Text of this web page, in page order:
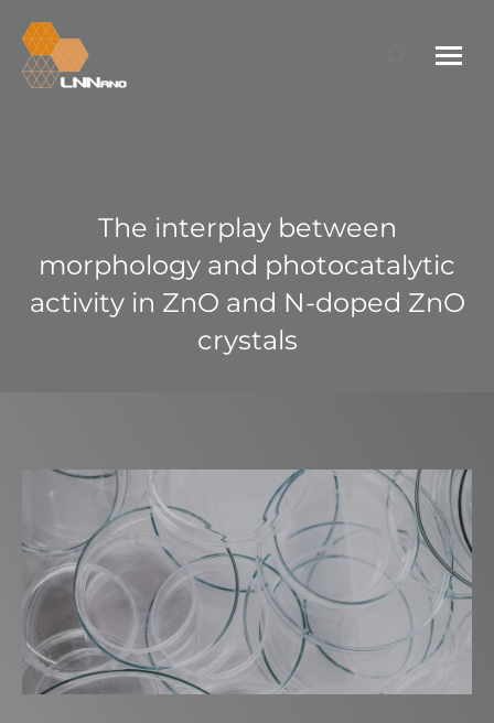
Search:
The interplay between
morphology and photocatalytic
activity in ZnO and N-doped ZnO
crystals